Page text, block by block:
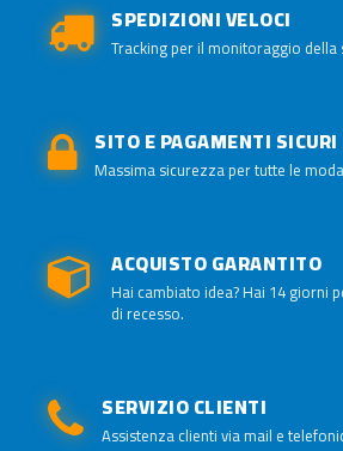
SPEDIZIONI VELOCI
Tracking per il monitoraggio della
SITO E PAGAMENTI SICURI
Massima sicurezza per tutte le
ACQUISTO GARANTITO
Hai cambiato idea? Hai 14 giorni
di recesso.
SERVIZIO CLIENTI
Assistenza clienti via mail e